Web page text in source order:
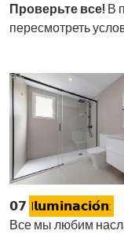
Проверьте все! В
пересмотреть
𝟬𝟳 I𝗹𝘂𝗺𝗶𝗻𝗮𝗰𝗶𝗼́𝗻:
Все мы любим